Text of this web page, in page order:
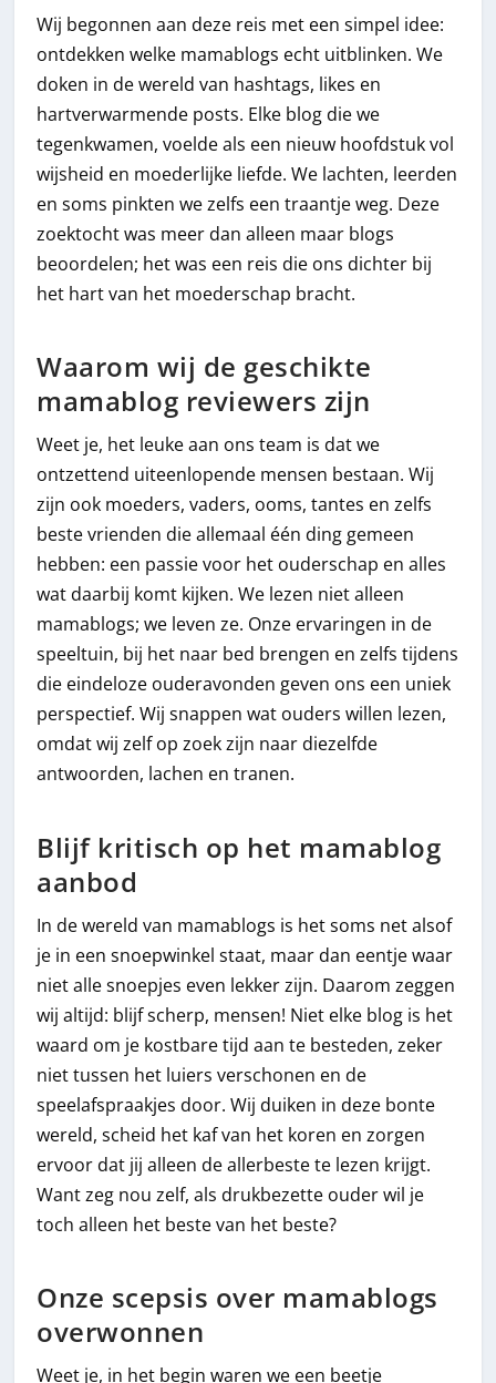
Wij begonnen aan deze reis met een simpel idee:
ontdekken welke mamablogs echt uitblinken. We
doken in de wereld van hashtags, likes en
hartverwarmende posts. Elke blog die we
tegenkwamen, voelde als een nieuw hoofdstuk vol
wijsheid en moederlijke liefde. We lachten, leerden
en soms pinkten we zelfs een traantje weg. Deze
zoektocht was meer dan alleen maar blogs
beoordelen; het was een reis die ons dichter bij
het hart van het moederschap bracht.
Waarom wij de geschikte
mamablog reviewers zijn
Weet je, het leuke aan ons team is dat we
ontzettend uiteenlopende mensen bestaan. Wij
zijn ook moeders, vaders, ooms, tantes en zelfs
beste vrienden die allemaal één ding gemeen
hebben: een passie voor het ouderschap en alles
wat daarbij komt kijken. We lezen niet alleen
mamablogs; we leven ze. Onze ervaringen in de
speeltuin, bij het naar bed brengen en zelfs tijdens
die eindeloze ouderavonden geven ons een uniek
perspectief. Wij snappen wat ouders willen lezen,
omdat wij zelf op zoek zijn naar diezelfde
antwoorden, lachen en tranen.
Blijf kritisch op het mamablog
aanbod
In de wereld van mamablogs is het soms net alsof
je in een snoepwinkel staat, maar dan eentje waar
niet alle snoepjes even lekker zijn. Daarom zeggen
wij altijd: blijf scherp, mensen! Niet elke blog is het
waard om je kostbare tijd aan te besteden, zeker
niet tussen het luiers verschonen en de
speelafspraakjes door. Wij duiken in deze bonte
wereld, scheid het kaf van het koren en zorgen
ervoor dat jij alleen de allerbeste te lezen krijgt.
Want zeg nou zelf, als drukbezette ouder wil je
toch alleen het beste van het beste?
Onze scepsis over mamablogs
overwonnen
Weet je, in het begin waren we een beetje